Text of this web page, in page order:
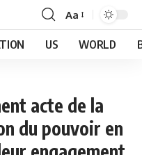
Aa
US WORLD
acte de la
du pouvoir en